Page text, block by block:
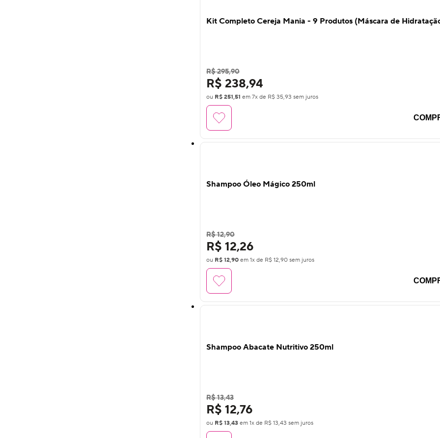
Kit Completo Cereja Mania - 9 Produtos (Máscara de
R$ 295,90
R$ 238,94
ou R$ 251,51 em 7x de R$ 35,93 sem juros
Shampoo Óleo Mágico 250ml
R$ 12,90
R$ 12,26
ou R$ 12,90 em 1x de R$ 12,90 sem juros
Shampoo Abacate Nutritivo 250ml
R$ 13,43
R$ 12,76
ou R$ 13,43 em 1x de R$ 13,43 sem juros